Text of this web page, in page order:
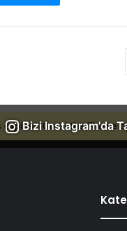
Bizi Instagram'da
expired, Go to the